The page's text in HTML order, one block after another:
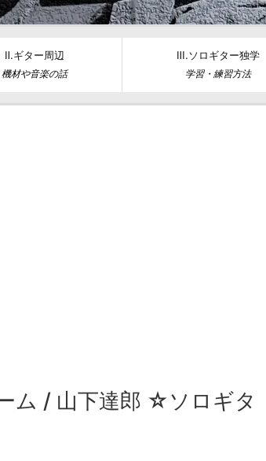
Ⅱ.ギター周辺
機材や音楽の話
Ⅲ.ソロギター独学
学習・練習方法
ム / 山下達郎 ☆ソロギタ